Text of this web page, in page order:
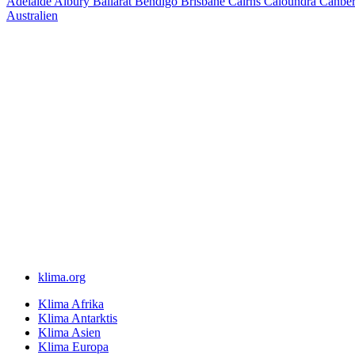
Australien
klima.org
Klima Afrika
Klima Antarktis
Klima Asien
Klima Europa